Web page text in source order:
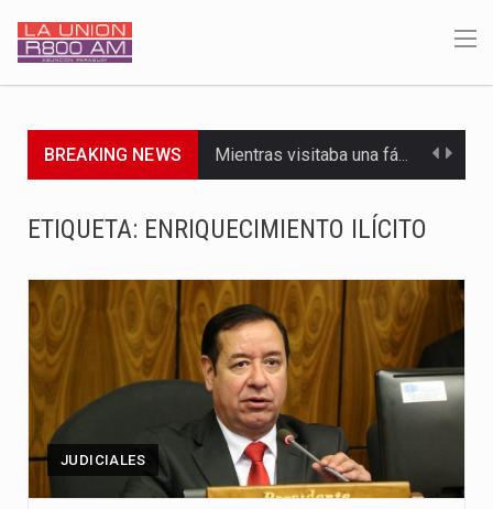
BREAKING NEWS Mientras visitaba una fábrica de armamentos en San Paulo, el…
Para Tania, una paraguaya de 33 años que reside en…
El presidente de la República se encontraba en el aeropuerto…
Una familia atravesó momentos de extrema tensión durante la madrugada…
ETIQUETA: ENRIQUECIMIENTO ILÍCITO
JUDICIALES